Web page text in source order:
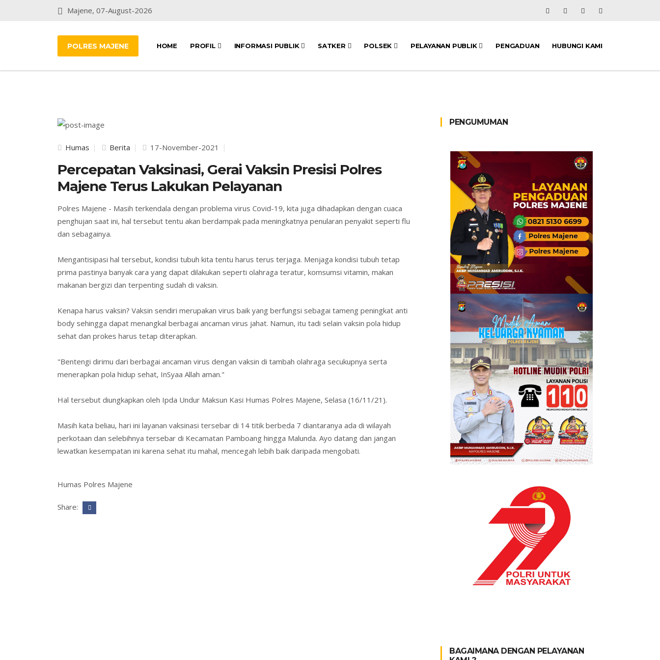
Majene, 07-August-2026
POLRES MAJENE HOME PROFIL INFORMASI PUBLIK SATKER POLSEK PELAYANAN PUBLIK PENGADUAN HUBUNGI KAMI
Humas Berita 17-November-2021
Percepatan Vaksinasi, Gerai Vaksin Presisi Polres
Majene Terus Lakukan Pelayanan
Polres Majene - Masih terkendala dengan problema virus Covid-19, kita juga dihadapkan dengan cuaca
penghujan saat ini, hal tersebut tentu akan berdampak pada meningkatnya penularan penyakit seperti flu
dan sebagainya.
Mengantisipasi hal tersebut, kondisi tubuh kita tentu harus terus terjaga. Menjaga kondisi tubuh tetap
prima pastinya banyak cara yang dapat dilakukan seperti olahraga teratur, komsumsi vitamin, makan
makanan bergizi dan terpenting sudah di vaksin.
Kenapa harus vaksin? Vaksin sendiri merupakan virus baik yang berfungsi sebagai tameng peningkat anti
body sehingga dapat menangkal berbagai ancaman virus jahat. Namun, itu tadi selain vaksin pola hidup
sehat dan prokes harus tetap diterapkan.
"Bentengi dirimu dari berbagai ancaman virus dengan vaksin di tambah olahraga secukupnya serta
menerapkan pola hidup sehat, InSyaa Allah aman."
Hal tersebut diungkapkan oleh Ipda Undur Maksun Kasi Humas Polres Majene, Selasa (16/11/21).
Masih kata beliau, hari ini layanan vaksinasi tersebar di 14 titik berbeda 7 diantaranya ada di wilayah
perkotaan dan selebihnya tersebar di Kecamatan Pamboang hingga Malunda. Ayo datang dan jangan
lewatkan kesempatan ini karena sehat itu mahal, mencegah lebih baik daripada mengobati.
Humas Polres Majene
Share:
PENGUMUMAN
BAGAIMANA DENGAN PELAYANAN